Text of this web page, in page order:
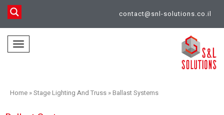
contact@snl-solutions.co.il
Toggle
navigation
Home »Stage Lighting And Truss »Ballast Systems